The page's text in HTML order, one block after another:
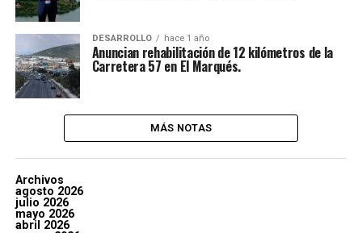
DESARROLLO hace 1 año
Anuncian rehabilitación de 12 kilómetros de la
Carretera 57 en El Marqués.
MÁS NOTAS
Archivos
agosto 2026
julio 2026
mayo 2026
abril 2026